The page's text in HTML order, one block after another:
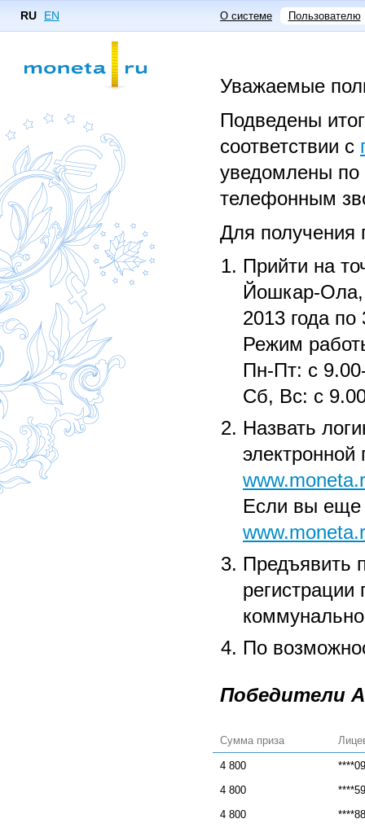
RU EN О системе Пользователю
Уважаемые
Подведены
соответствии с
уведомлены по
телефонным
Для получения
Прийти на
Йошкар-Ола,
2013 года по
Режим
Пн-Пт: с
Сб, Вс: с
Назвать
электронной
Если вы еще
Предъявить
регистрации
По
Победители
Сумма приза
4 800
4 800
4 800